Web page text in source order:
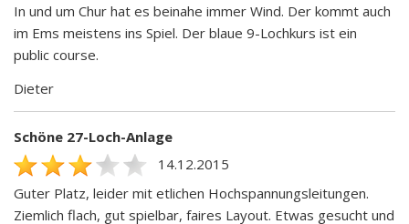
In und um Chur hat es beinahe immer Wind. Der kommt auch
im Ems meistens ins Spiel. Der blaue 9-Lochkurs ist ein
public course.
Dieter
Schöne 27-Loch-Anlage
14.12.2015
Guter Platz, leider mit etlichen Hochspannungsleitungen.
Ziemlich flach, gut spielbar, faires Layout. Etwas gesucht und